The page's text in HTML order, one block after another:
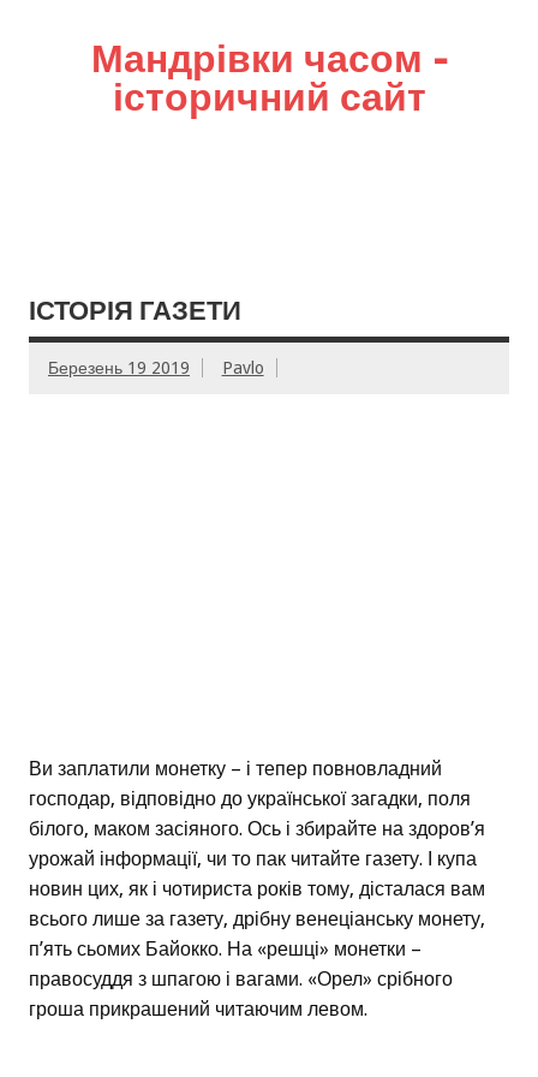
Мандрівки часом –
історичний сайт
ІСТОРІЯ ГАЗЕТИ
Березень 19 2019 Pavlo
Ви заплатили монетку – і тепер повновладний
господар, відповідно до української загадки, поля
білого, маком засіяного. Ось і збирайте на здоров’я
урожай інформації, чи то пак читайте газету. І купа
новин цих, як і чотириста років тому, дісталася вам
всього лише за газету, дрібну венеціанську монету,
п’ять сьомих Байокко. На «решці» монетки –
правосуддя з шпагою і вагами. «Орел» срібного
гроша прикрашений читаючим левом.